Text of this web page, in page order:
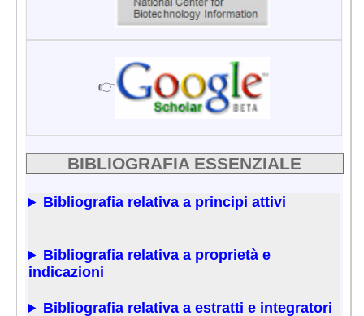
👉
BIBLIOGRAFIA ESSENZIALE
Bibliografia relativa a principi attivi
Bibliografia relativa a proprietà e
indicazioni
Bibliografia relativa a estratti e integratori